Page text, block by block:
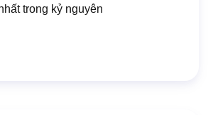
trong kỷ nguyên